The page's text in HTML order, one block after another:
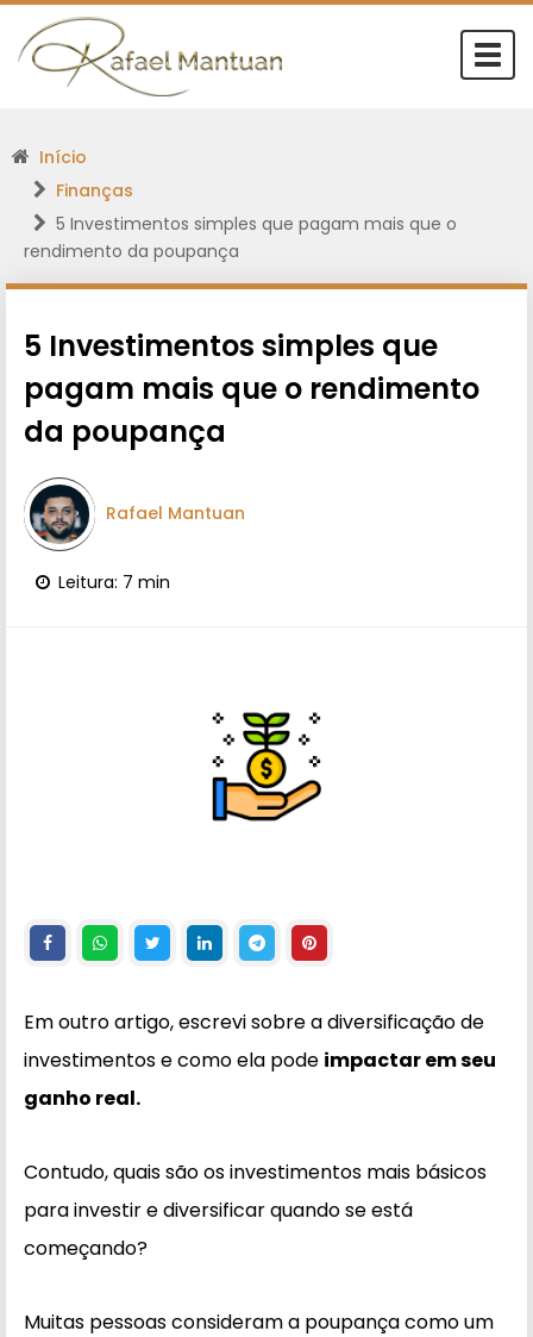
Início
Finanças
5 Investimentos simples que pagam mais que o
rendimento da poupança
5 Investimentos simples que
pagam mais que o rendimento
da poupança
Rafael Mantuan
Leitura: 7 min
Em outro artigo, escrevi sobre a diversificação de
investimentos e como ela pode impactar em seu
ganho real.
Contudo, quais são os investimentos mais básicos
para investir e diversificar quando se está
começando?
Muitas pessoas consideram a poupança como um